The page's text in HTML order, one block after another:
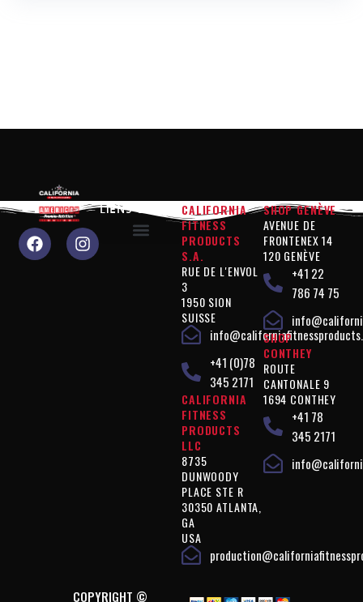
LIENS UTILES
CALIFORNIA
FITNESS
PRODUCTS
S.A.
RUE DE L'ENVOL
3
1950 SION
SUISSE
+41 (0)78
345 2171
CALIFORNIA
FITNESS
PRODUCTS
LLC
8735
DUNWOODY
PLACE STE R
30350 ATLANTA,
GA
USA
SHOP GENÈVE
AVENUE DE
FRONTENEX 14
120 GENÈVE
+41 22
786 74 75
SHOP
CONTHEY
ROUTE
CANTONALE 9
1694 CONTHEY
+41 78
345 2171
COPYRIGHT ©